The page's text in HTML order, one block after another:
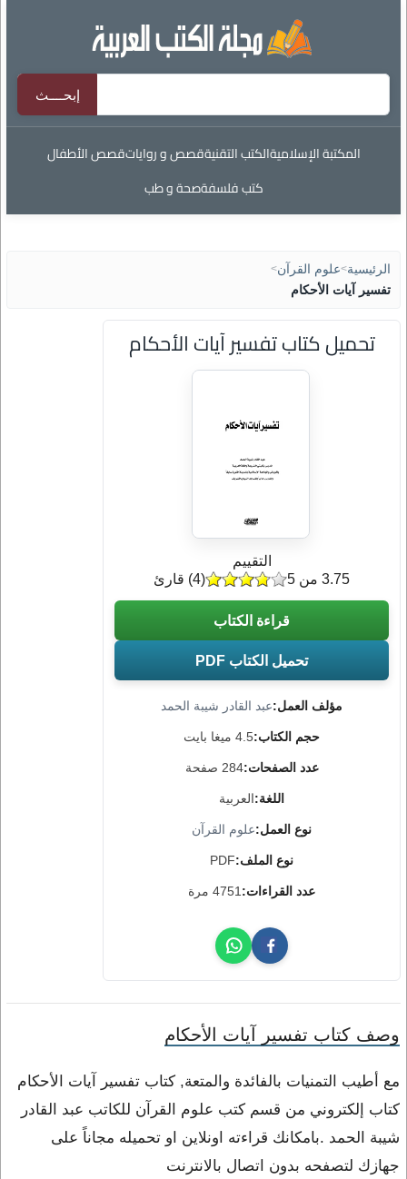
المكتبة الإسلاميةالكتب التقنيةقصص و رواياتقصص الأطفال
كتب فلسفةصحة و طب
الرئيسية>علوم القرآن>
تفسير آيات الأحكام
تحميل كتاب تفسير آيات الأحكام
مؤلف العمل:عبد القادر شيبة الحمد
حجم الكتاب:4.5 ميغا بايت
عدد الصفحات:284 صفحة
اللغة:العربية
نوع العمل:علوم القرآن
نوع الملف:PDF
عدد القراءات: 4751 مرة
التقييم
(
4) قارئ 3.75 من 5
قراءة الكتاب
تحميل الكتاب PDF
وصف كتاب تفسير آيات الأحكام
مع أطيب التمنيات بالفائدة والمتعة, كتاب تفسير آيات الأحكام
كتاب إلكتروني من قسم كتب علوم القرآن للكاتب عبد القادر
شيبة الحمد .بامكانك قراءته اونلاين او تحميله مجاناً على
جهازك لتصفحه بدون اتصال بالانترنت